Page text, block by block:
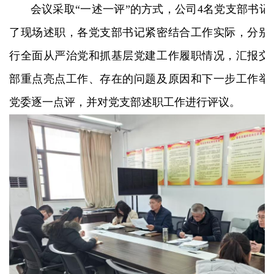
会议采取“一述一评”的方式，公司4名党支部书记
了现场述职，各党支部书记紧密结合工作实际，分别
行全面从严治党和抓基层党建工作履职情况，汇报交
部重点亮点工作、存在的问题及原因和下一步工作举
党委逐一点评，并对党支部述职工作进行评议。